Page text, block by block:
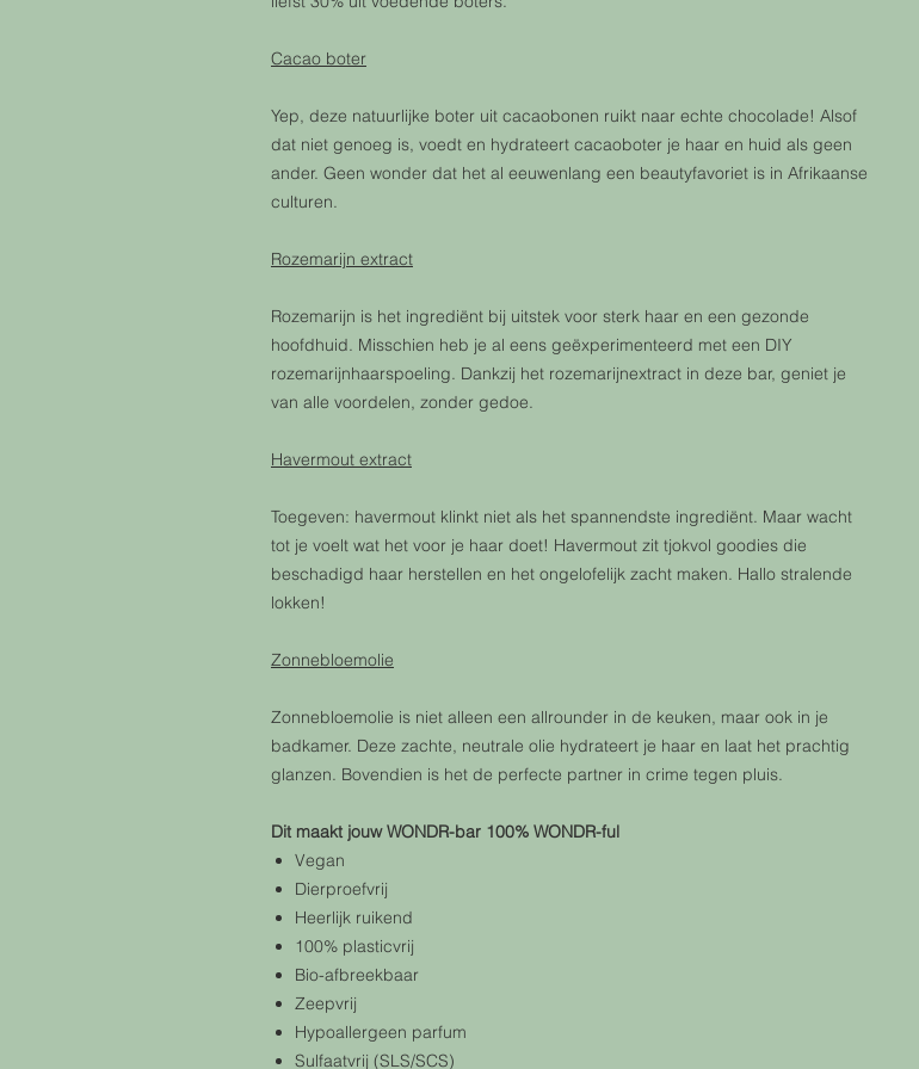
Cacao boter
Yep, deze natuurlijke boter uit cacaobonen ruikt naar echte chocolade! Alsof
dat niet genoeg is, voedt en hydrateert cacaoboter je haar en huid als geen
ander. Geen wonder dat het al eeuwenlang een beautyfavoriet is in Afrikaanse
culturen.
Rozemarijn extract
Rozemarijn is het ingrediënt bij uitstek voor sterk haar en een gezonde
hoofdhuid. Misschien heb je al eens geëxperimenteerd met een DIY
rozemarijnhaarspoeling. Dankzij het rozemarijnextract in deze bar, geniet je
van alle voordelen, zonder gedoe.
Havermout extract
Toegeven: havermout klinkt niet als het spannendste ingrediënt. Maar wacht
tot je voelt wat het voor je haar doet! Havermout zit tjokvol goodies die
beschadigd haar herstellen en het ongelofelijk zacht maken. Hallo stralende
lokken!
Zonnebloemolie
Zonnebloemolie is niet alleen een allrounder in de keuken, maar ook in je
badkamer. Deze zachte, neutrale olie hydrateert je haar en laat het prachtig
glanzen. Bovendien is het de perfecte partner in crime tegen pluis.
Dit maakt jouw WONDR-bar 100% WONDR-ful
Vegan
Dierproefvrij
Heerlijk ruikend
100% plasticvrij
Bio-afbreekbaar
Zeepvrij
Hypoallergeen parfum
Sulfaatvrij (SLS/SCS)